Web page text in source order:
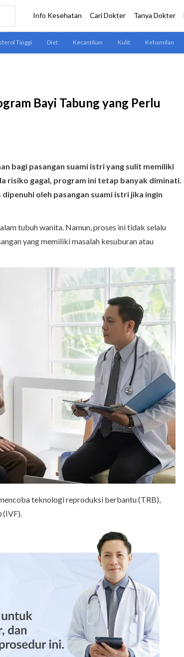
Bayi Tabung yang Perlu
bagi pasangan suami istri yang sulit memiliki
risiko gagal, program ini tetap banyak diminati.
oleh pasangan suami istri jika ingin
tubuh wanita. Namun, proses ini tidak selalu
yang memiliki masalah kesuburan atau
teknologi reproduksi berbantu (TRB),
(IVF).